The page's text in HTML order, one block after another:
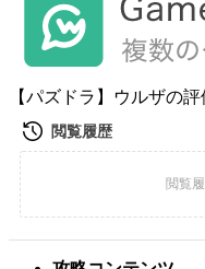
【パズドラ】ウルザの